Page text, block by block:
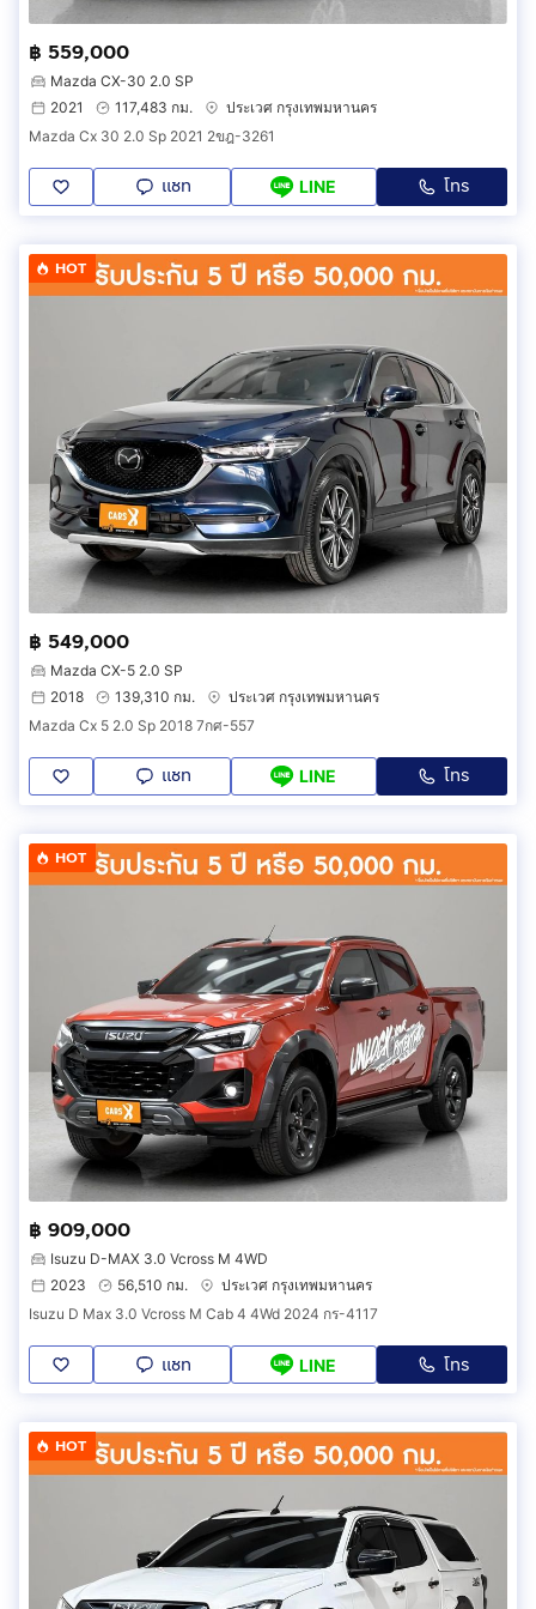
฿ 559,000
Mazda CX-30 2.0 SP
2021
117,483 กม.
ประเวศ กรุงเทพมหานคร
Mazda Cx 30 2.0 Sp 2021 2ขฎ-3261
แชท LINE โทร
HOT
฿ 549,000
Mazda CX-5 2.0 SP
2018
139,310 กม.
ประเวศ กรุงเทพมหานคร
Mazda Cx 5 2.0 Sp 2018 7กศ-557
แชท LINE โทร
HOT
฿ 909,000
Isuzu D-MAX 3.0 Vcross M 4WD
2023
56,510 กม.
ประเวศ กรุงเทพมหานคร
Isuzu D Max 3.0 Vcross M Cab 4 4Wd 2024 กร-4117
แชท LINE โทร
HOT